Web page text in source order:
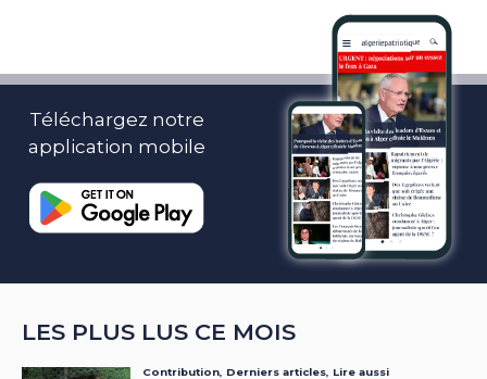
Téléchargez notre
application mobile
LES PLUS LUS CE MOIS